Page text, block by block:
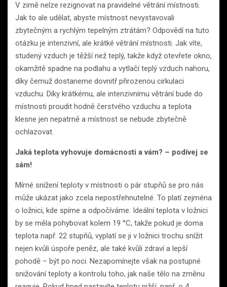
V zimě nelze rezignovat na pravidelné větrání místnosti.
Jak to ale udělat, abyste místnost nevystavovali
zbytečným a rychlým tepelným ztrátám? Odpovědí na tuto
otázku je intenzivní, ale krátké větrání místnosti. Jak víte,
studený vzduch je těžší než teplý, takže když otevřete okno,
okamžitě spadne na podlahu a vytlačí teplý vzduch nahoru,
díky čemuž dostaneme dovnitř přirozenou cirkulaci
vzduchu. Díky krátkému, ale intenzivnímu větrání bude do
místnosti proudit hodně čerstvého vzduchu a teplota
klesne jen nepatrně a místnost se nebude zbytečně
ochlazovat.
Jaká teplota vyhovuje domácnosti a vám? – podívej se
sám!
Mírné snížení teploty v místnosti o pár stupňů se pro nás
může ukázat jako zcela nepostřehnutelné. To platí zejména
o ložnici, kde spíme a odpočíváme. Ideální teplota v ložnici
by se měla pohybovat kolem 19 °C, takže pokud je doma
teplota např. 22 stupňů, vyplatí se ji v ložnici trochu snížit
nejen kvůli úspoře peněz, ale také kvůli zdraví a lepší
pohodě – být po noci. Nezapomínejte však na postupné
snižování teploty a kontrolu toho, jak naše tělo na změnu